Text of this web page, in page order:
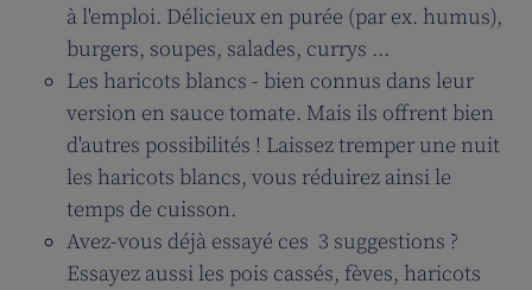
à l'emploi. Délicieux en purée (par ex. humus),
burgers, soupes, salades, currys ...
Les haricots blancs - bien connus dans leur
version en sauce tomate. Mais ils offrent bien
d'autres possibilités ! Laissez tremper une nuit
les haricots blancs, vous réduirez ainsi le
temps de cuisson.
Avez-vous déjà essayé ces 3 suggestions ?
Essayez aussi les pois cassés, fèves, haricots